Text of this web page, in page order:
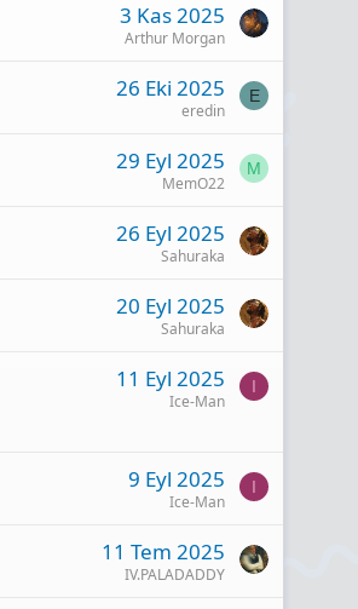
3 Kas 2025
Arthur Morgan
26 Eki 2025
eredin
E
29 Eyl 2025
MemO22
M
26 Eyl 2025
Sahuraka
20 Eyl 2025
Sahuraka
11 Eyl 2025
Ice-Man
I
9 Eyl 2025
Ice-Man
I
11 Tem 2025
IV.PALADADDY